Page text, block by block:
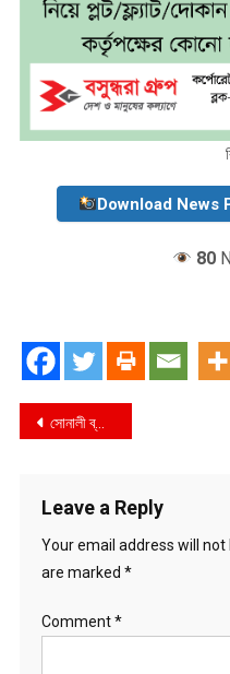
Download News
80
Post
সোনালী ব্যাংক ও বিএসটিআই এর মধ্যে চুক্তি স্বাক্ষর
Leave a Reply
Your email address will not
are marked *
Comment*